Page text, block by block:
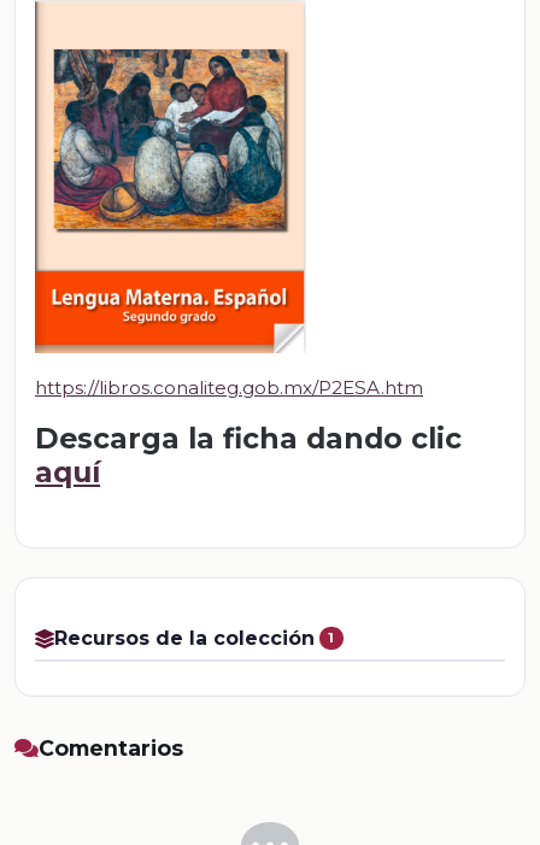
https://libros.conaliteg.gob.mx/P2ESA.htm
Descarga la ficha dando clic
aquí
Recursos de la colección 1
Comentarios